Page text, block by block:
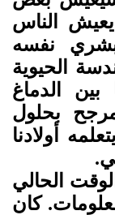
يعيش الناس
نفسه
الحيوية
بين الدماغ
بحلول
يتعلمه أولادنا
الحالي
كان